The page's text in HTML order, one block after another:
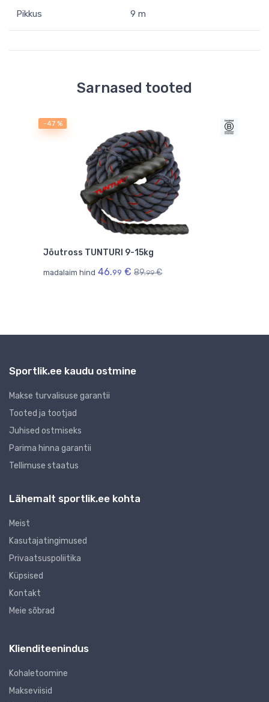
Pikkus 9 m
Sarnased tooted
-47 %
Jõutross TUNTURI 9-15kg
madalaim hind 46.99 € 89.99€
Sportlik.ee kaudu ostmine
Makse turvalisuse garantii
Tooted ja tootjad
Juhised ostmiseks
Parima hinna garantii
Tellimuse staatus
Lähemalt sportlik.ee kohta
Meist
Kasutajatingimused
Privaatsuspoliitika
Küpsised
Kontakt
Meie sõbrad
Klienditeenindus
Kohaletoomine
Makseviisid